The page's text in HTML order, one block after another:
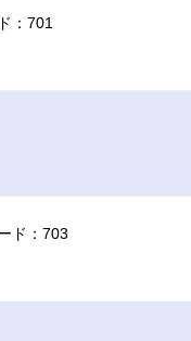
：701
ド：703